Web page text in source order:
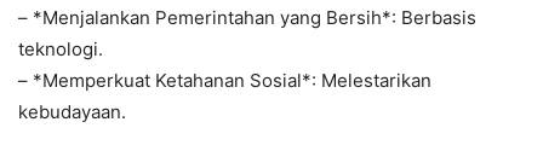
– *Menjalankan Pemerintahan yang Bersih*: Berbasis
teknologi.
– *Memperkuat Ketahanan Sosial*: Melestarikan
kebudayaan.